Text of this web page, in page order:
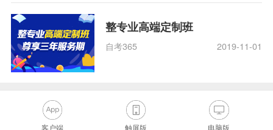
整专业高端定制班
自考365 2019-11-01
客户端 触屏版 电脑版